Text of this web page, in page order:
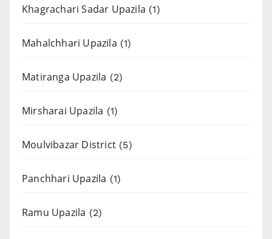
Khagrachari Sadar Upazila (1)
Mahalchhari Upazila (1)
Matiranga Upazila (2)
Mirsharai Upazila (1)
Moulvibazar District (5)
Panchhari Upazila (1)
Ramu Upazila (2)